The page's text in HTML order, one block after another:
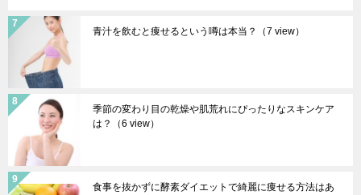
青汁を飲むと痩せるという噂は本当？ （7 view）
季節の変わり目の乾燥や肌荒れにぴったりなスキンケア
は？
（6 view）
食事を抜かずに酵素ダイエットで綺麗に痩せる方法はあ